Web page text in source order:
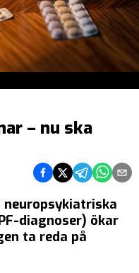
– nu ska
Dela på Facebook
Dela på Twitter
Dela påDela på
Dela
diagnoser) ökar
ta reda på